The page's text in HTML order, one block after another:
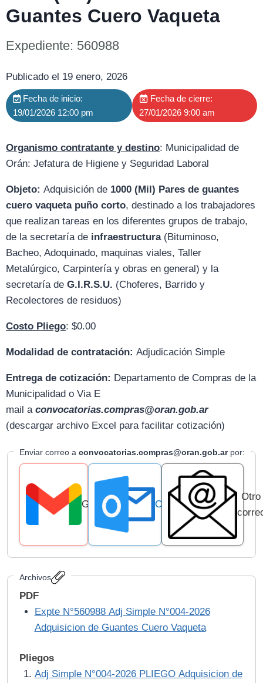
Guantes Cuero Vaqueta
Expediente: 560988
Publicado el 19 enero, 2026
Fecha de inicio:
19/01/2026 12:00 pm
Fecha de cierre:
27/01/2026 9:00 am
Organismo contratante y destino: Municipalidad de
Orán: Jefatura de Higiene y Seguridad Laboral
Objeto: Adquisición de 1000 (Mil) Pares de guantes
cuero vaqueta puño corto, destinado a los trabajadores
que realizan tareas en los diferentes grupos de trabajo,
de la secretaría de infraestructura (Bituminoso,
Bacheo, Adoquinado, maquinas viales, Taller
Metalúrgico, Carpintería y obras en general) y la
secretaría de G.I.R.S.U. (Choferes, Barrido y
Recolectores de residuos)
Costo Pliego: $0.00
Modalidad de contratación: Adjudicación Simple
Entrega de cotización: Departamento de Compras de la
Municipalidad o Via E
mail a convocatorias.compras@oran.gob.ar
(descargar archivo Excel para facilitar cotización)
Enviar correo a convocatorias.compras@oran.gob.arpor:
Gmail Outlook
Otro
Archivos
PDF
Expte N°560988 Adj Simple N°004-2026
Adquisicion de Guantes Cuero Vaqueta
Pliegos
Adj Simple N°004-2026 PLIEGO Adquisicion de